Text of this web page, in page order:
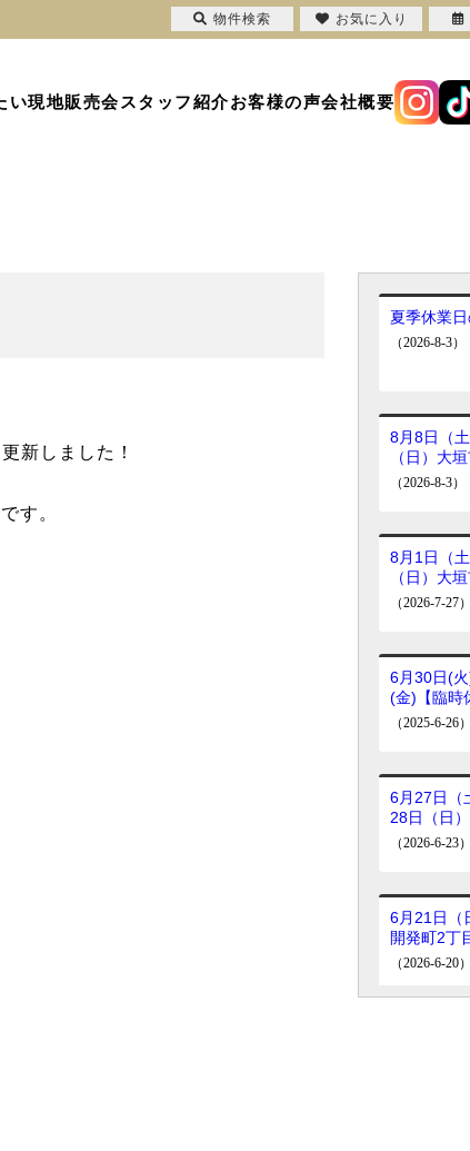
い現地販売会スタッフ紹介お客様の声会社概要
更新しました！
す。
物件検索 お気に入り